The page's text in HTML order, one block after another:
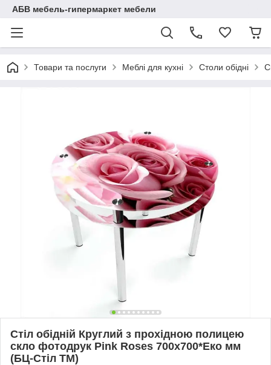
АБВ мебель-гипермаркет мебели
Товари та послуги Меблі для кухні Столи обідні
Стіл обідній Круглий з прохідною полицею
скло фотодрук Pink Roses 700х700*Еко мм
(БЦ-Стіл ТМ)